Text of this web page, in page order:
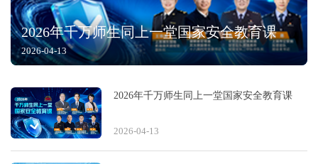
2026年千万师生同上一堂国家安全教育课
2026-04-13
2026年千万师生同上一堂国家安全教育课
2026-04-13